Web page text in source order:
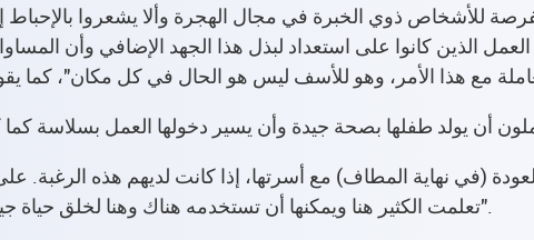
للأشخاص ذوي الخبرة في مجال الهجرة وألا يشعروا بالإحباط
الذين كانوا على استعداد لبذل هذا الجهد الإضافي وأن
تعلمت الكثير هنا ويمكنها أن تستخدمه هناك وهنا لخلق حياة جيدة لها ولعائلتها".